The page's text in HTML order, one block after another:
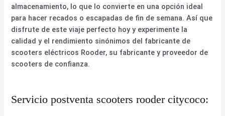
almacenamiento, lo que lo convierte en una opción ideal
para hacer recados o escapadas de fin de semana. Así que
disfrute de este viaje perfecto hoy y experimente la
calidad y el rendimiento sinónimos del fabricante de
scooters eléctricos Rooder, su fabricante y proveedor de
scooters de confianza.
Servicio postventa scooters rooder citycoco: